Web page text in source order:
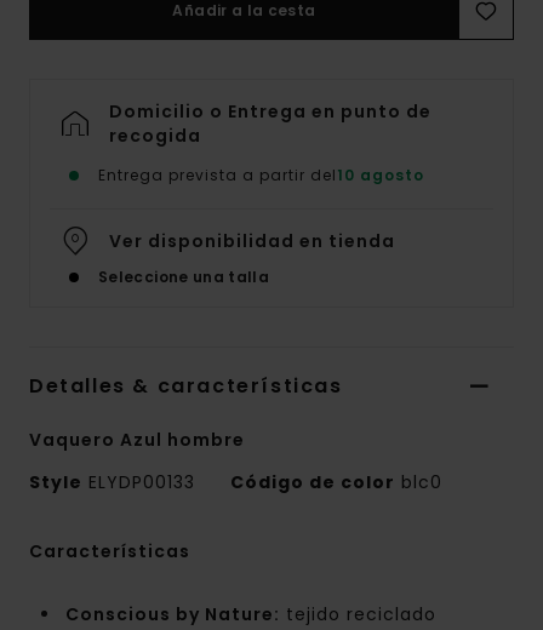
Añadir a la cesta
Domicilio o Entrega en punto de
recogida
Entrega prevista a partir del10 agosto
Ver disponibilidad en tienda
Seleccione una talla
Detalles & características
Vaquero Azul hombre
Style ELYDP00133 Código de color blc0
Características
Conscious by Nature: tejido reciclado